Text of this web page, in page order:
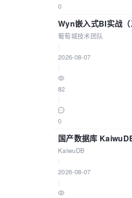
0
Wyn嵌入式BI实战
葡萄城技术团队
2026-08-07
82
0
国产数据库
KaiwuDB
2026-08-07